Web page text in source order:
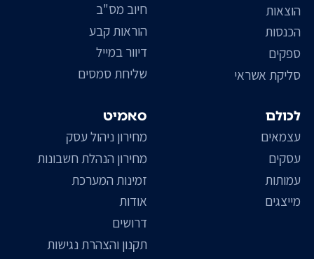
סאמיט
מחירון ניהול עסק
מחירון הנהלת חשבונות
זמינות המערכת
אודות
דרושים
תקנון והצהרת נגישות
חיוב מס"ב
הוראות קבע
דיוור במייל
שליחת סמסים
הוצאות
הכנסות
ספקים
סליקת אשראי
לכולם
עצמאים
עסקים
עמותות
מייצגים